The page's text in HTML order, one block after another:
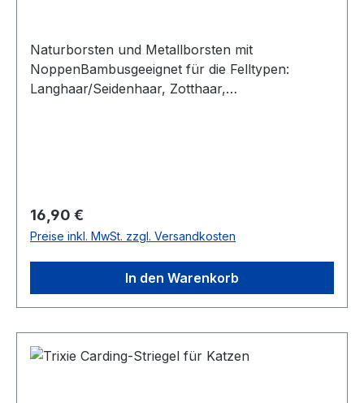
Naturborsten und Metallborsten mit
NoppenBambusgeeignet für die Felltypen:
Langhaar/Seidenhaar, Zotthaar,
Regulärer Preis:
16,90 €
Preise inkl. MwSt. zzgl. Versandkosten
In den Warenkorb